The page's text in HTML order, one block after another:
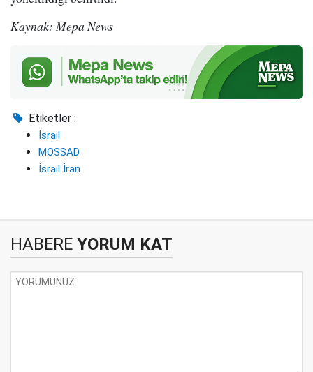
Kaynak: Mepa News
Etiketler :
İsrail
MOSSAD
İsrail İran
HABERE YORUM KAT